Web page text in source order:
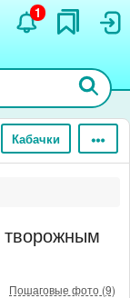
1
Кабачки
творожным
Пошаговые фото (9)